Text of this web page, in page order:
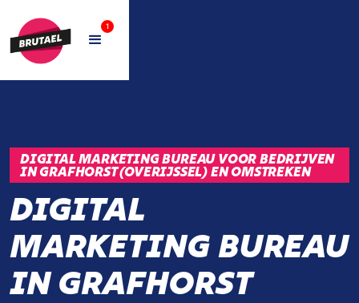
1
DIGITAL MARKETING BUREAU VOOR BEDRIJVEN
IN GRAFHORST (OVERIJSSEL) EN OMSTREKEN
DIGITAL
MARKETING BUREAU
IN GRAFHORST